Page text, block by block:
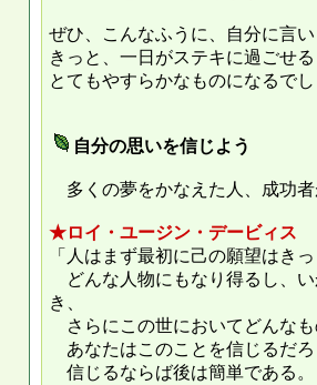
ぜひ、こんなふうに、自分に言
きっと、一日がステキに過ごせ
とてもやすらかなものになるで
自分の思いを信じよう
多くの夢をかなえた人、成功
★ロイ・ユージン・デービィス
「人はまず最初に己の願望はき
どんな人物にもなり得るし、
き、
さらにこの世においてどんな
あなたはこのことを信じるだ
信じるならば後は簡単である。